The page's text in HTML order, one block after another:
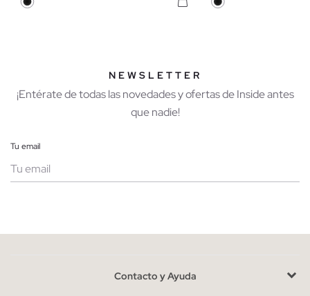
NEWSLETTER
¡Entérate de todas las novedades y ofertas de Inside antes
que nadie!
Tu email
He leído y entiendo lapolítica de privacidad
Contacto y Ayuda